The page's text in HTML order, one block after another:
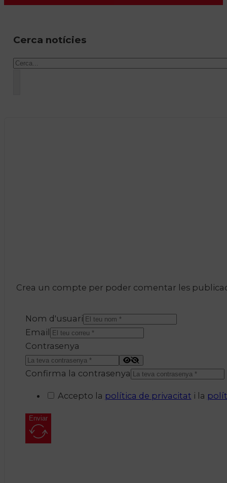
Cerca notícies
Cercar
Crea un compte per poder comentar les
Nom d'usuari
Email
Contrasenya
Confirma la contrasenya
Accepto la política de privacitat i la
Enviar